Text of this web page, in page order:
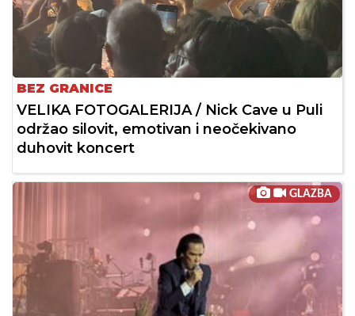
BEZ GRANICE
VELIKA FOTOGALERIJA / Nick Cave u Puli
održao silovit, emotivan i neočekivano
duhovit koncert
GLAZBA